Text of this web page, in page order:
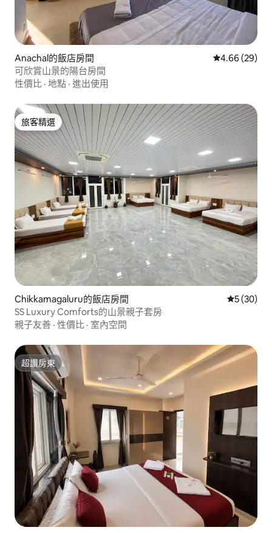
Anachal的飯店房間 從 29 則評價
4.66 (29)
可欣賞山景的陽台房間
性價比 · 地點 · 進出使用
旅客精選
旅客精選
Chikkamagaluru的飯店房間 從 30 則評
5 (30)
SS Luxury Comforts的山景親子套房
親子友善 · 性價比 · 室內空間
超讚房東
超讚房東